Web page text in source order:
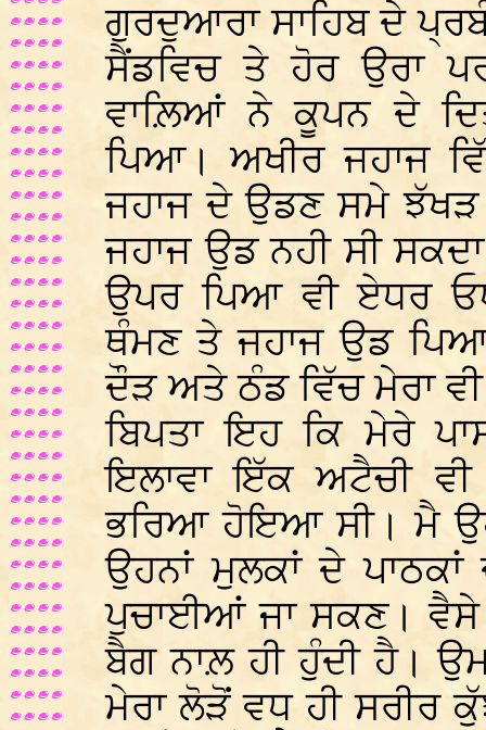
ਗੁਰਦੁਆਰਾ ਸਾਹਿਬ ਦੇ
ਸੈਂਡਵਿਚ ਤੇ ਹੋਰ ਉਰਾ
ਵਾਲ਼ਿਆਂ ਨੇ ਕੂਪਨ ਦੇ
ਪਿਆ। ਅਖੀਰ ਜਹਾਜ
ਜਹਾਜ ਦੇ ਉਡਣ ਸਮੇ
ਜਹਾਜ ਉਡ ਨਹੀ ਸੀ
ਉਪਰ ਪਿਆ ਵੀ ਏਧਰ
ਥੰਮਣ ਤੇ ਜਹਾਜ ਉਡ
ਦੌੜ ਅਤੇ ਠੰਡ ਵਿੱਚ ਮੇਰਾ
ਬਿਪਤਾ ਇਹ ਕਿ ਮੇਰੇ
ਇਲਾਵਾ ਇੱਕ ਅਟੈਚੀ ਵੀ
ਭਰਿਆ ਹੋਇਆ ਸੀ। ਮੈ
ਉਹਨਾਂ ਮੁਲਕਾਂ ਦੇ
ਪੁਚਾਈਆਂ ਜਾ ਸਕਣ।
ਬੈਗ ਨਾਲ਼ ਹੀ ਹੁੰਦੀ ਹੈ।
ਮੇਰਾ ਲੋੜੋਂ ਵਧ ਹੀ ਸਰੀਰ